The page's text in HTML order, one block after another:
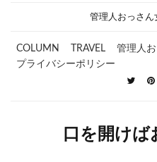
管理人おっさん
COLUMN TRAVEL
管理人
プライバシーポリシー
口を開けば